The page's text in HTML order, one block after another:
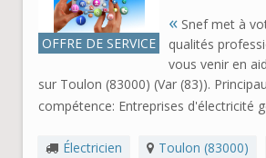
OFFRE DE SERVICE
« Snef met à
qualités
vous venir en
sur Toulon (83000) (Var (83)).
compétence: Entreprises d'électricité
Électricien Toulon (83000)